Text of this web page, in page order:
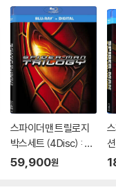
스파이더맨 트릴로지
박스세트 (4Disc) : 블
루레이
59,900원